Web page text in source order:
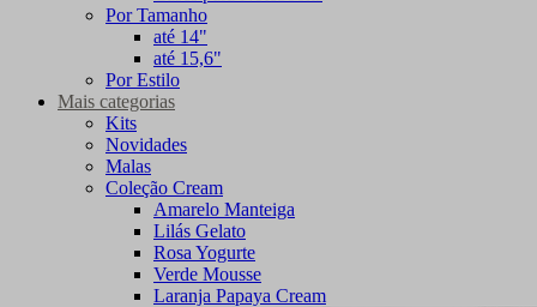
Por Tamanho
até 14"
até 15,6"
Por Estilo
Mais categorias
Kits
Novidades
Malas
Coleção Cream
Amarelo Manteiga
Lilás Gelato
Rosa Yogurte
Verde Mousse
Laranja Papaya Cream